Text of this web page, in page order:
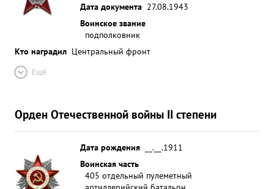
Дата документа 27.08.1943
Воинское звание
подполковник
Кто наградил Центральный фронт
Ещё
Орден Отечественной войны II степени
Дата рождения
__.__.1911
Воинская часть
405 отдельный пулеметный